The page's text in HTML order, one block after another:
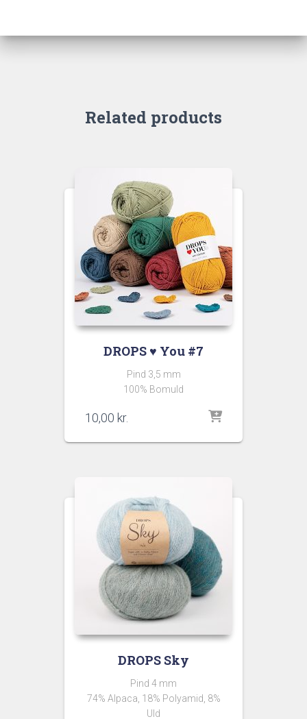
Related products
DROPS ♥ You #7
Pind 3,5 mm
100% Bomuld
10,00 kr.
DROPS Sky
Pind 4 mm
74% Alpaca, 18% Polyamid, 8%
Uld